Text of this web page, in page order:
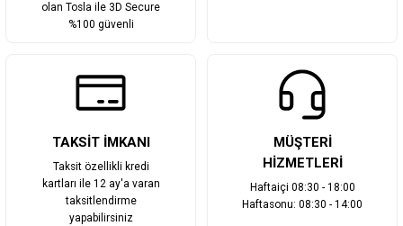
olan Tosla ile 3D Secure
%100 güvenli
TAKSİT İMKANI
Taksit özellikli kredi
kartları ile 12 ay'a varan
taksitlendirme
yapabilirsiniz
MÜŞTERİ
HİZMETLERİ
Haftaiçi 08:30 - 18:00
Haftasonu: 08:30 - 14:00